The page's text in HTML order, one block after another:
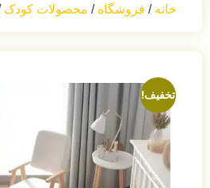
خانه / فروشگاه / محصولات کودک
تخفیف!